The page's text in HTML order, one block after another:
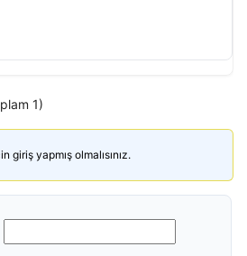
1)
giriş yapmış olmalısınız.